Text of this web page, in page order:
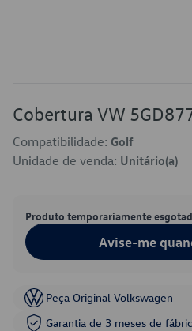
Cobertura VW
Compatibilidade: Golf
Unidade de venda: Unitário(a)
Produto temporariamente
Avise-me
Peça Original Volkswagen
Garantia de 3 meses de